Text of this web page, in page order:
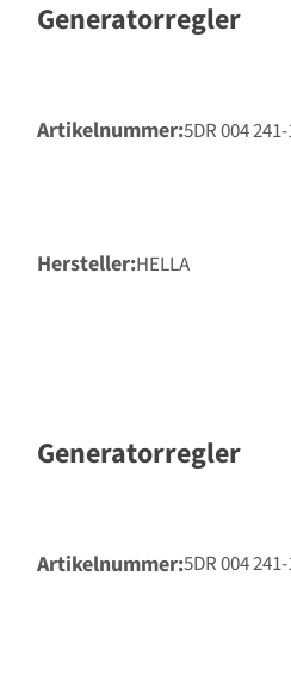
Generatorregler
Artikelnummer 5DR 004
Hersteller HELLA
Generatorregler
Artikelnummer 5DR 004